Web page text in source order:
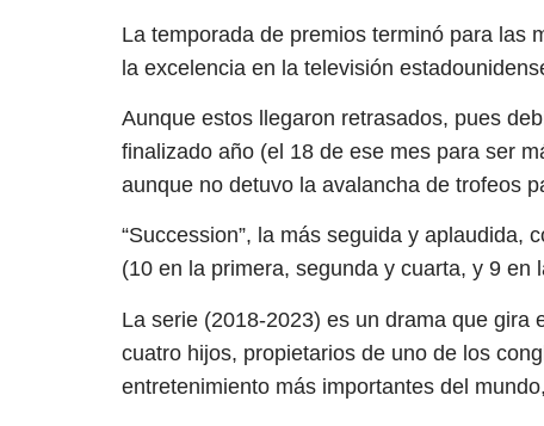
La temporada de premios terminó para las
la excelencia en la televisión
Aunque estos llegaron retrasados, pues
finalizado año (el 18 de ese mes para ser
aunque no detuvo la avalancha de trofeos
“Succession”, la más seguida y aplaudida,
(10 en la primera, segunda y cuarta, y 9 en
La serie (2018-2023) es un drama que
cuatro hijos, propietarios de uno de los
entretenimiento más importantes del